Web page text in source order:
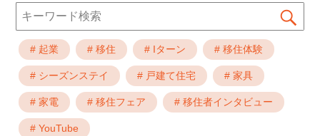
Search
for:
# 起業 # 移住 # Iターン # 移住体験
# シーズンステイ # 戸建て住宅 # 家具
# 家電 # 移住フェア # 移住者インタビュー
# YouTube